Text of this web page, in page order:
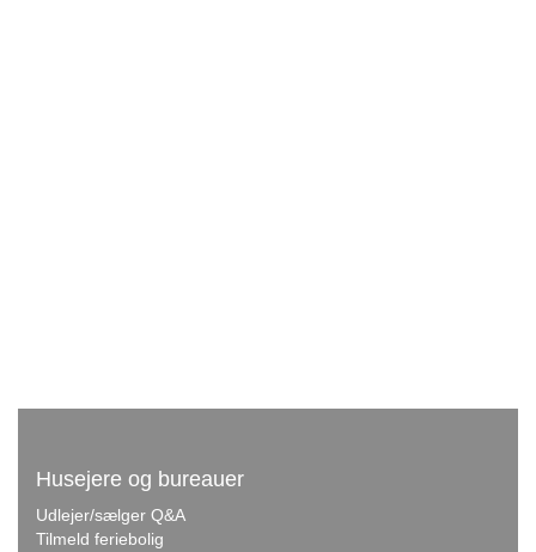
Husejere og bureauer
Udlejer/sælger Q&A
Tilmeld feriebolig